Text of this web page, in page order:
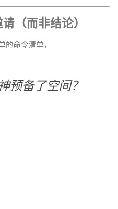
（而非结论）
的命令清单，
预备了空间？